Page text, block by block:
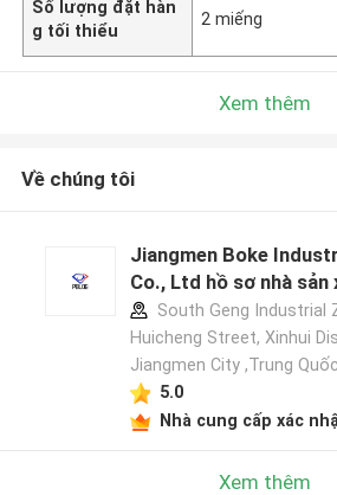
Số lượng đặt hàn
g tối thiểu
2 miếng
Xem thêm
Về chúng tôi
Jiangmen Boke
Co., Ltd hồ sơ nhà sản
South Geng Industrial
Huicheng Street, Xinhui
Jiangmen City ,Trung Quốc
5.0
Nhà cung cấp xác
Xem thêm